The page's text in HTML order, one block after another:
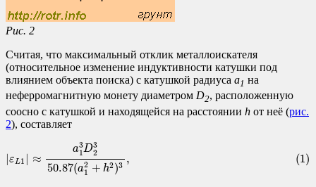
Рис. 2
Считая, что максимальный отклик металлоискателя
(относительное изменение индуктивности катушки под
влиянием объекта поиска) с катушкой радиуса a1 на
неферромагнитную монету диаметром D2, расположенную
соосно с катушкой и находящейся на расстоянии h от неё (рис.
2), составляет
|εL1 | ≈
a3
1D3
2
50.87(a2
1 + h2)3
, (1)
(1)|